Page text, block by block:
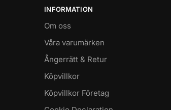
INFORMATION
Om oss
Våra varumärken
Ångerrätt & Retur
Köpvillkor
Köpvillkor Företag